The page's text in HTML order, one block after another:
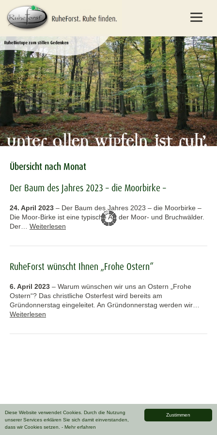
Zustimmen
Diese Website verwendet Cookies. Durch die Nutzung
unserer Services erklären Sie sich damit einverstanden,
dass wir Cookies setzen. - Mehr erfahren
Übersicht nach Monat
Der Baum des Jahres 2023 – die Moorbirke –
24. April 2023 – Der Baum des Jahres 2023 – die Moorbirke –
Die Moor-Birke ist eine typische Art der Moor- und Bruchwälder.
Der… Weiterlesen
RuheForst wünscht Ihnen „Frohe Ostern“
6. April 2023 – Warum wünschen wir uns an Ostern „Frohe
Ostern“? Das christliche Osterfest wird bereits am
Gründonnerstag eingeleitet. An Gründonnerstag werden wir…
Weiterlesen